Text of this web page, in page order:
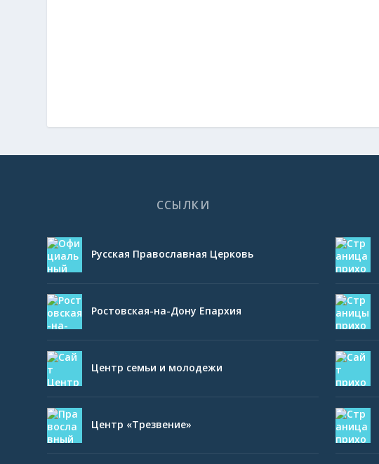
ССЫЛКИ
Русская Православная Церковь
Ростовская-на-Дону Епархия
Центр семьи и молодежи
Центр «Трезвение»